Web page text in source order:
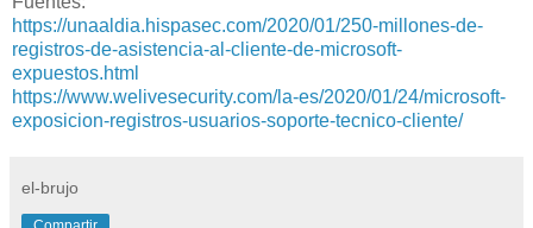
https://unaaldia.hispasec.com/2020/01/250-millones-de-
registros-de-asistencia-al-cliente-de-microsoft-
expuestos.html
https://www.welivesecurity.com/la-es/2020/01/24/microsoft-
exposicion-registros-usuarios-soporte-tecnico-cliente/
el-brujo